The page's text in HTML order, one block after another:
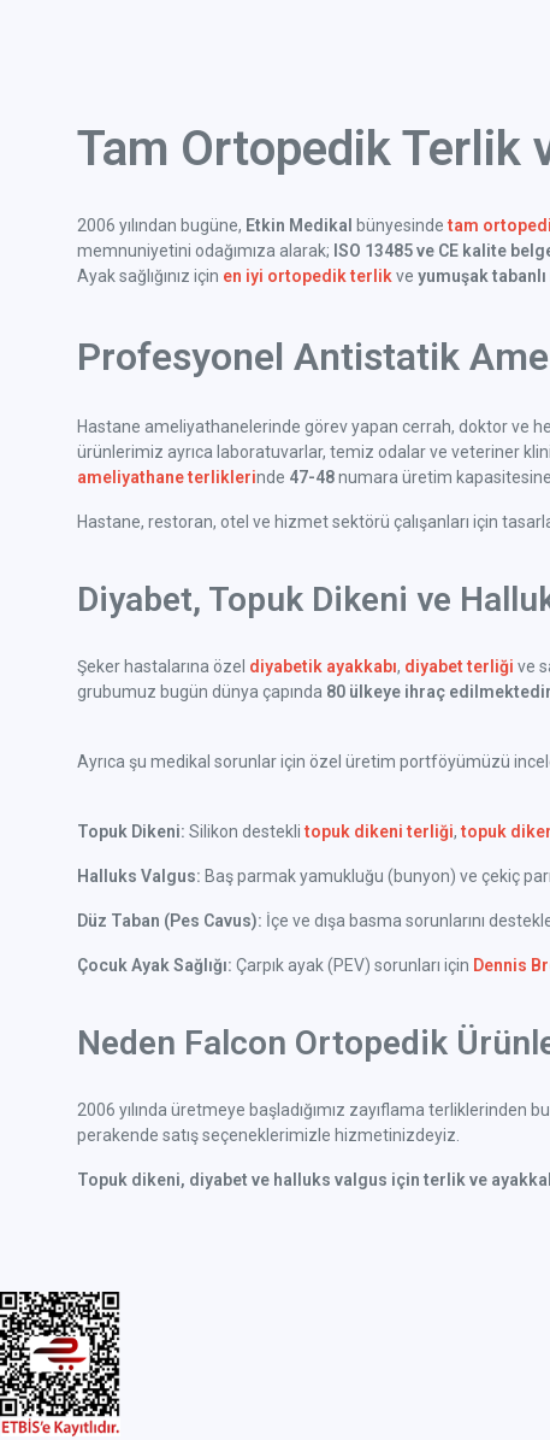
Tam Ortopedik Terlik
2006 yılından bugüne, Etkin Medikal bünyesindetam
memnuniyetini odağımıza alarak; ISO 13485 ve CE kalite
Ayak sağlığınız için en iyi ortopedik terlik ve yumuşak tabanlı
Profesyonel Antistatik
Hastane ameliyathanelerinde görev yapan cerrah, doktor ve
ürünlerimiz ayrıca laboratuvarlar, temiz odalar ve veteriner
ameliyathane terliklerinde 47-48numara üretim kapasitesine
Hastane, restoran, otel ve hizmet sektörü çalışanları için
Diyabet, Topuk Dikeni ve
Şeker hastalarına özel diyabetik ayakkabı, diyabet terliği ve
grubumuz bugün dünya çapında 80 ülkeye ihraç edilmektedir
Ayrıca şu medikal sorunlar için özel üretim portföyümüzü
Topuk Dikeni: Silikon desteklitopuk dikeni terliği,topuk
Halluks Valgus: Baş parmak yamukluğu (bunyon) ve çekiç
Düz Taban (Pes Cavus): İçe ve dışa basma sorunlarını
Çocuk Ayak Sağlığı: Çarpık ayak (PEV) sorunları için Dennis
Neden Falcon Ortopedik
2006 yılında üretmeye başladığımız zayıflama
perakende satış seçeneklerimizle hizmetinizdeyiz.
Topuk dikeni, diyabet ve halluks valgus için terlik ve